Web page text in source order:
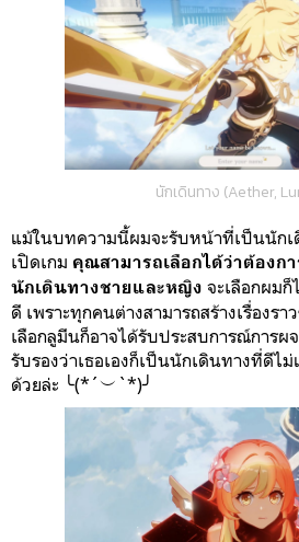
นักเดินทาง (Aether,
แม้ในบทความนี้ผมจะรับหน้าที่เป็นนัก
เปิดเกม คุณสามารถเลือกได้ว่าต้องกา
นักเดินทางชายและหญิง จะเลือกผม
ดี เพราะทุกคนต่างสามารถสร้างเรื่องร
เลือกลูมีนก็อาจได้รับประสบการณ์การ
รับรองว่าเธอเองก็เป็นนักเดินทางที่ดีไ
ด้วยล่ะ ╰(*´︶`*)╯